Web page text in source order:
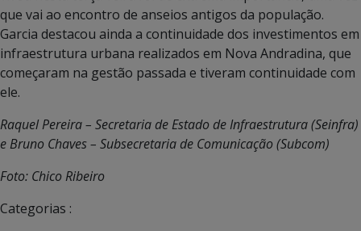
que vai ao encontro de anseios antigos da população.
Garcia destacou ainda a continuidade dos investimentos em
infraestrutura urbana realizados em Nova Andradina, que
começaram na gestão passada e tiveram continuidade com
ele.
Raquel Pereira – Secretaria de Estado de Infraestrutura (Seinfra)
e Bruno Chaves – Subsecretaria de Comunicação (Subcom)
Foto: Chico Ribeiro
Categorias :